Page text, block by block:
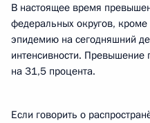
В настоящее время
федеральных округов,
эпидемию на сегодняшний
интенсивности. Превышение
на 31,5 процента.
Если говорить о